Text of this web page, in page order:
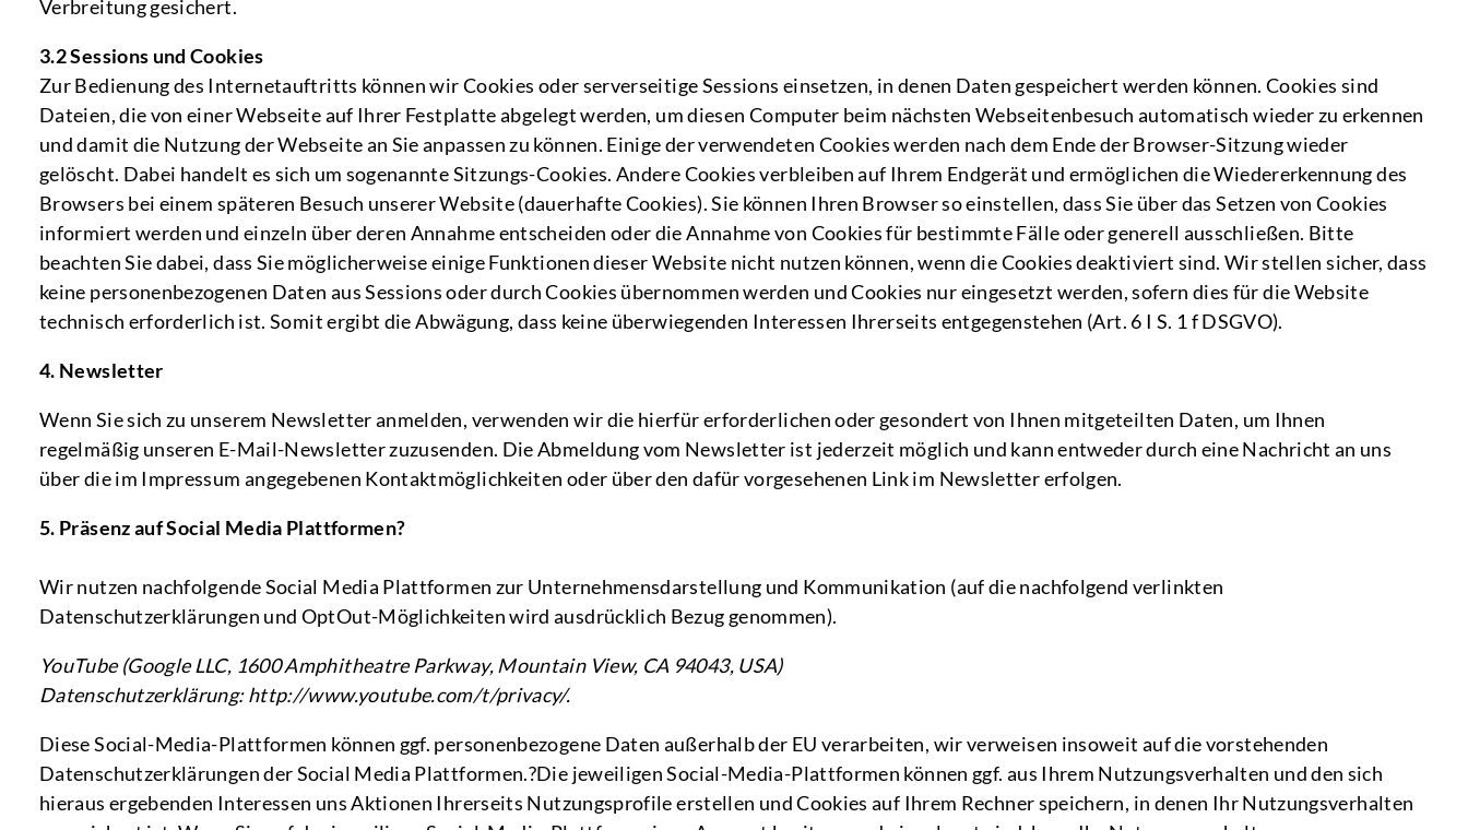
Verbreitung gesichert.
3.2 Sessions und Cookies
Zur Bedienung des Internetauftritts können wir Cookies oder serverseitige Sessions einsetzen, in denen Daten gespeichert werden können. Cookies sind
Dateien, die von einer Webseite auf Ihrer Festplatte abgelegt werden, um diesen Computer beim nächsten Webseitenbesuch automatisch wieder zu erkennen
und damit die Nutzung der Webseite an Sie anpassen zu können. Einige der verwendeten Cookies werden nach dem Ende der Browser-Sitzung wieder
gelöscht. Dabei handelt es sich um sogenannte Sitzungs-Cookies. Andere Cookies verbleiben auf Ihrem Endgerät und ermöglichen die Wiedererkennung des
Browsers bei einem späteren Besuch unserer Website (dauerhafte Cookies). Sie können Ihren Browser so einstellen, dass Sie über das Setzen von Cookies
informiert werden und einzeln über deren Annahme entscheiden oder die Annahme von Cookies für bestimmte Fälle oder generell ausschließen. Bitte
beachten Sie dabei, dass Sie möglicherweise einige Funktionen dieser Website nicht nutzen können, wenn die Cookies deaktiviert sind. Wir stellen sicher, dass
keine personenbezogenen Daten aus Sessions oder durch Cookies übernommen werden und Cookies nur eingesetzt werden, sofern dies für die Website
technisch erforderlich ist. Somit ergibt die Abwägung, dass keine überwiegenden Interessen Ihrerseits entgegenstehen (Art. 6 I S. 1 f DSGVO).
4. Newsletter
Wenn Sie sich zu unserem Newsletter anmelden, verwenden wir die hierfür erforderlichen oder gesondert von Ihnen mitgeteilten Daten, um Ihnen
regelmäßig unseren E-Mail-Newsletter zuzusenden. Die Abmeldung vom Newsletter ist jederzeit möglich und kann entweder durch eine Nachricht an uns
über die im Impressum angegebenen Kontaktmöglichkeiten oder über den dafür vorgesehenen Link im Newsletter erfolgen.
5. Präsenz auf Social Media Plattformen?
Wir nutzen nachfolgende Social Media Plattformen zur Unternehmensdarstellung und Kommunikation (auf die nachfolgend verlinkten
Datenschutzerklärungen und OptOut-Möglichkeiten wird ausdrücklich Bezug genommen).
YouTube (Google LLC, 1600 Amphitheatre Parkway, Mountain View, CA 94043, USA)
Datenschutzerklärung: http://www.youtube.com/t/privacy/.
Diese Social-Media-Plattformen können ggf. personenbezogene Daten außerhalb der EU verarbeiten, wir verweisen insoweit auf die vorstehenden
Datenschutzerklärungen der Social Media Plattformen.?Die jeweiligen Social-Media-Plattformen können ggf. aus Ihrem Nutzungsverhalten und den sich
hieraus ergebenden Interessen uns Aktionen Ihrerseits Nutzungsprofile erstellen und Cookies auf Ihrem Rechner speichern, in denen Ihr Nutzungsverhalten